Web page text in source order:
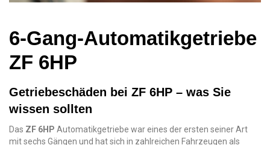
6-Gang-Automatikgetriebe
ZF 6HP
Getriebeschäden bei ZF 6HP – was Sie
wissen sollten
Das ZF 6HP Automatikgetriebe war eines der ersten seiner Art
mit sechs Gängen und hat sich in zahlreichen Fahrzeugen als